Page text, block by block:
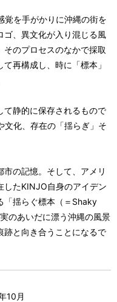
覚を手がかりに沖縄の街を
ゴ、異文化が入り混じる風
のプロセスのなかで採取
再構成し、時に「標本」
て静的に保存されるもので
文化、存在の「揺らぎ」そ
の記憶。そして、アメリ
したKINJO自身のアイデン
「揺らぐ標本（＝Shaky
のあいだに漂う沖縄の風景
跡と向き合うことになるで
10月